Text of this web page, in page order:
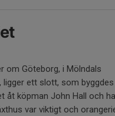
om Göteborg, i Mölndals
ligger ett slott, som
åt köpman John Hall och
var viktigt och